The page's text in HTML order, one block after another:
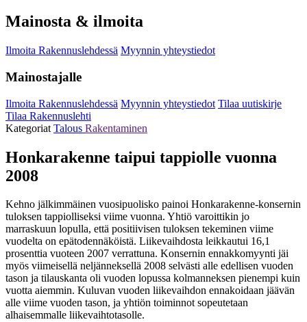
Mainosta & ilmoita
Ilmoita Rakennuslehdessä Myynnin yhteystiedot
Mainostajalle
Ilmoita Rakennuslehdessä Myynnin yhteystiedot Tilaa uutiskirje
Tilaa Rakennuslehti
Kategoriat Talous Rakentaminen
Honkarakenne taipui tappiolle vuonna
2008
Kehno jälkimmäinen vuosipuolisko painoi Honkarakenne-konsernin
tuloksen tappiolliseksi viime vuonna. Yhtiö varoittikin jo
marraskuun lopulla, että positiivisen tuloksen tekeminen viime
vuodelta on epätodennäköistä. Liikevaihdosta leikkautui 16,1
prosenttia vuoteen 2007 verrattuna. Konsernin ennakkomyynti jäi
myös viimeisellä neljänneksellä 2008 selvästi alle edellisen vuoden
tason ja tilauskanta oli vuoden lopussa kolmanneksen pienempi kuin
vuotta aiemmin. Kuluvan vuoden liikevaihdon ennakoidaan jäävän
alle viime vuoden tason, ja yhtiön toiminnot sopeutetaan
alhaisemmalle liikevaihtotasolle.